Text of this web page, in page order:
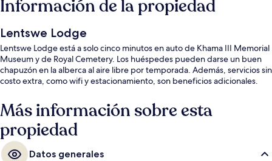
Información de la propiedad
Lentswe Lodge
Lentswe Lodge está a solo cinco minutos en auto de Khama III Memorial
Museum y de Royal Cemetery. Los huéspedes pueden darse un buen
chapuzón en la alberca al aire libre por temporada. Además, servicios sin
costo extra, como wifi y estacionamiento, son beneficios adicionales.
Más información sobre esta
propiedad
Datos generales